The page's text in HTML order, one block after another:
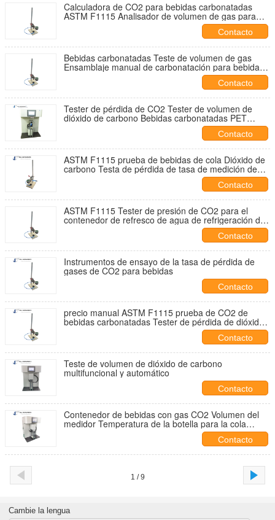
Calculadora de CO2 para bebidas carbonatadas
ASTM F1115 Analisador de volumen de gas para
contenedores de cola Tester de temperatura de
Contacto
Bebidas carbonatadas Teste de volumen de gas
Ensamblaje manual de carbonatación para bebidas
Botella Prueba manual de punción y temperatura
Contacto
Tester de pérdida de CO2 Tester de volumen de
dióxido de carbono Bebidas carbonatadas PET
Bebidas refrescantes Tester de CO2
Contacto
ASTM F1115 prueba de bebidas de cola Dióxido de
carbono Testa de pérdida de tasa de medición de
bebidas carbonatadas agitación manual
Contacto
ASTM F1115 Tester de presión de CO2 para el
contenedor de refresco de agua de refrigeración de
agua de refrigeración de agua de refrigeración de
agua de refrigeración de agua de refrigeración de
agua de refrigeración de agua de refrigeración de
agua de refrigeración de agua de refrigeración de
agua de refrigeración de agua de refrigeración de
agua de refrigeración de agua de refrigeración de
Contacto
Instrumentos de ensayo de la tasa de pérdida de
gases de CO2 para bebidas
Contacto
precio manual ASTM F1115 prueba de CO2 de
bebidas carbonatadas Tester de pérdida de dióxido
Contacto
Teste de volumen de dióxido de carbono
multifuncional y automático
Contacto
Contenedor de bebidas con gas CO2 Volumen del
medidor Temperatura de la botella para la cola
Tester automático de carbonatación para el agua
Contacto
1 / 9
Cambie la lengua